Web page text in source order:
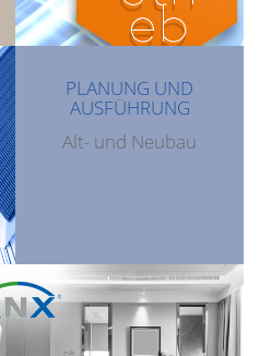
PLANUNG UND
AUSFÜHRUNG
Alt- und Neubau